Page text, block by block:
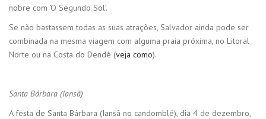
nobre com ‘O Segundo Sol’.
Se não bastassem todas as suas atrações, Salvador ainda pode ser
combinada na mesma viagem com alguma praia próxima, no Litoral
Norte ou na Costa do Dendê (veja como).
Santa Bárbara (Iansã)
A festa de Santa Bárbara (Iansã no candomblé), dia 4 de dezembro,